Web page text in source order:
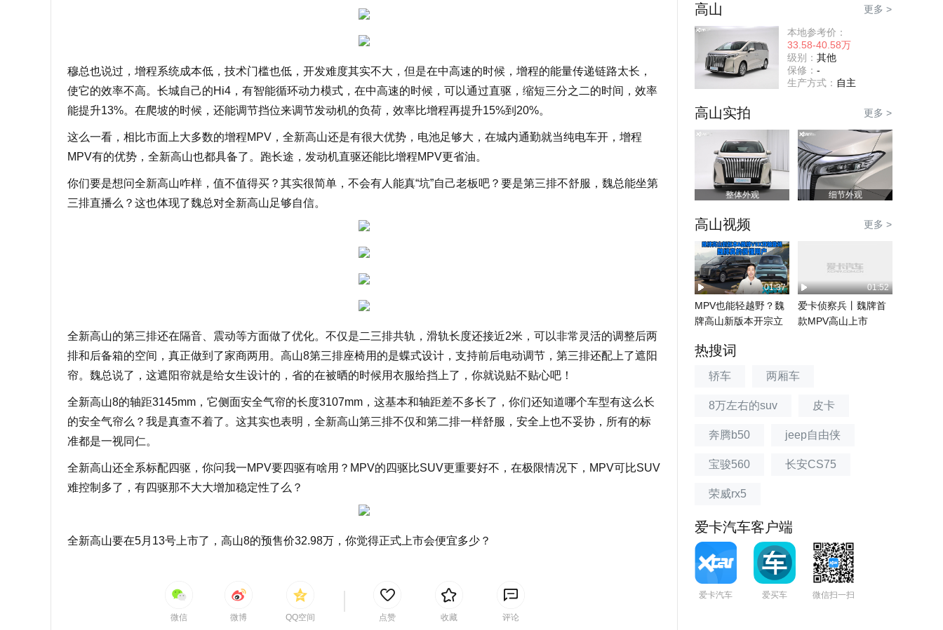
穆总也说过，增程系统成本低，技术门槛也低，开发难度其实不大，但是在中高速的时候，增程的能量传递链路太长，
使它的效率不高。长城自己的Hi4，有智能循环动力模式，在中高速的时候，可以通过直驱，缩短三分之二的时间，效率
能提升13%。在爬坡的时候，还能调节挡位来调节发动机的负荷，效率比增程再提升15%到20%。
这么一看，相比市面上大多数的增程MPV，全新高山还是有很大优势，电池足够大，在城内通勤就当纯电车开，增程
MPV有的优势，全新高山也都具备了。跑长途，发动机直驱还能比增程MPV更省油。
你们要是想问全新高山咋样，值不值得买？其实很简单，不会有人能真“坑”自己老板吧？要是第三排不舒服，魏总能坐第
三排直播么？这也体现了魏总对全新高山足够自信。
全新高山的第三排还在隔音、震动等方面做了优化。不仅是二三排共轨，滑轨长度还接近2米，可以非常灵活的调整后两
排和后备箱的空间，真正做到了家商两用。高山8第三排座椅用的是蝶式设计，支持前后电动调节，第三排还配上了遮阳
帘。魏总说了，这遮阳帘就是给女生设计的，省的在被晒的时候用衣服给挡上了，你就说贴不贴心吧！
全新高山8的轴距3145mm，它侧面安全气帘的长度3107mm，这基本和轴距差不多长了，你们还知道哪个车型有这么长
的安全气帘么？我是真查不着了。这其实也表明，全新高山第三排不仅和第二排一样舒服，安全上也不妥协，所有的标
准都是一视同仁。
全新高山还全系标配四驱，你问我一MPV要四驱有啥用？MPV的四驱比SUV更重要好不，在极限情况下，MPV可比SUV
难控制多了，有四驱那不大大增加稳定性了么？
全新高山要在5月13号上市了，高山8的预售价32.98万，你觉得正式上市会便宜多少？
微信 微博 QQ空间 点赞 收藏 评论
高山 更多 >
本地参考价：
33.58-40.58万
级别： 其他
保修： -
生产方式： 自主
高山实拍 更多 >
整体外观 细节外观
高山视频 更多 >
01:37
MPV也能轻越野？魏
牌高山新版本开宗立
01:52
爱卡侦察兵丨魏牌首
款MPV高山上市
热搜词
轿车 两厢车
8万左右的suv 皮卡
奔腾b50 jeep自由侠
宝骏560 长安CS75
荣威rx5
爱卡汽车客户端
爱卡汽车 爱买车 微信扫一扫